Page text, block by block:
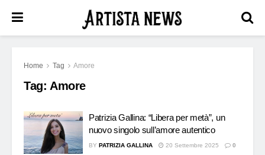
Home Tag Amore
Tag: Amore
Patrizia Gallina: “Libera per metà”, un
nuovo singolo sull’amore autentico
BY PATRIZIA GALLINA 20 Settembre 2025 0